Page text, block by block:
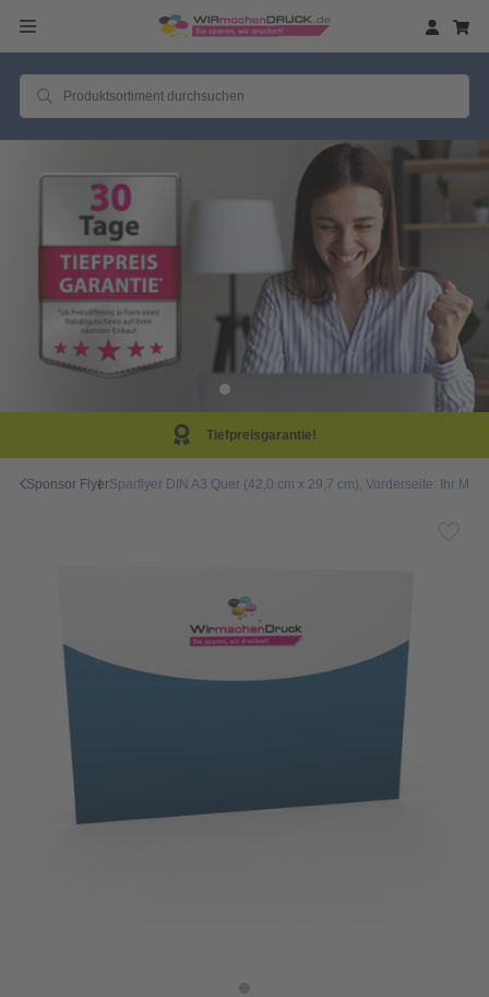
Sponsor FlyerSparflyer DIN A3 Quer (42,0 cm x 29,7 cm), Vorderseite: Ihr